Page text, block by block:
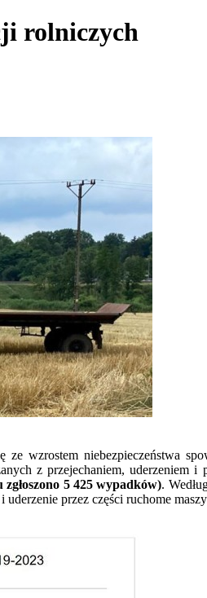
rolniczych
wzrostem niebezpieczeństwa
z przejechaniem, uderzeniem
5 425 wypadków).
przez części ruchome